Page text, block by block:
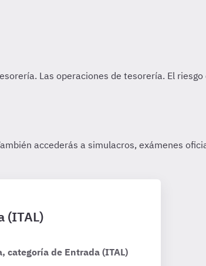
(ITAL)
categoría de Entrada (ITAL)